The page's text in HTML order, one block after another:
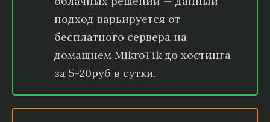
подход варьируется от
бесплатного сервера на
домашнем MikroTik до хостинга
за 5-20руб в сутки.